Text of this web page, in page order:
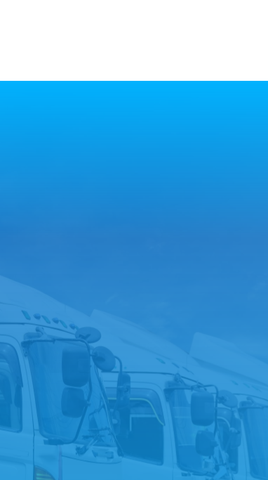
お問い合わせフォームへ
LINEでお問い合わせ